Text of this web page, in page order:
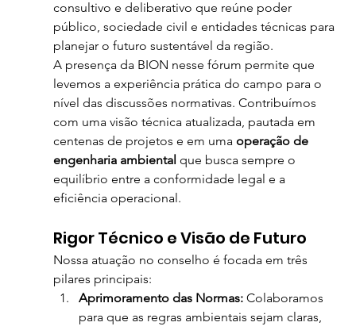
consultivo e deliberativo que reúne poder
público, sociedade civil e entidades técnicas para
planejar o futuro sustentável da região.
A presença da BION nesse fórum permite que
levemos a experiência prática do campo para o
nível das discussões normativas. Contribuímos
com uma visão técnica atualizada, pautada em
centenas de projetos e em uma operação de
engenharia ambiental que busca sempre o
equilíbrio entre a conformidade legal e a
eficiência operacional.
Rigor Técnico e Visão de Futuro
Nossa atuação no conselho é focada em três
pilares principais:
Aprimoramento das Normas: Colaboramos
para que as regras ambientais sejam claras,